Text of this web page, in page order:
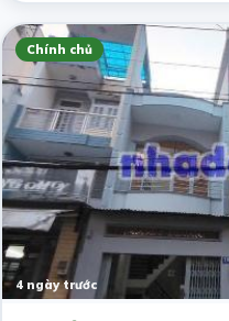
Chính chủ
4 ngày trước